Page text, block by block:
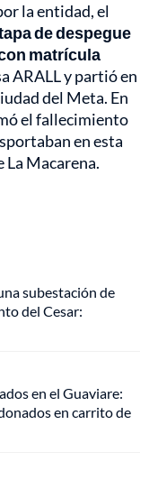
la entidad, el
de despegue
matrícula
ARALL y partió en
del Meta. En
el fallecimiento
en esta
La Macarena.
subestación de
del Cesar:
en el Guaviare:
en carrito de